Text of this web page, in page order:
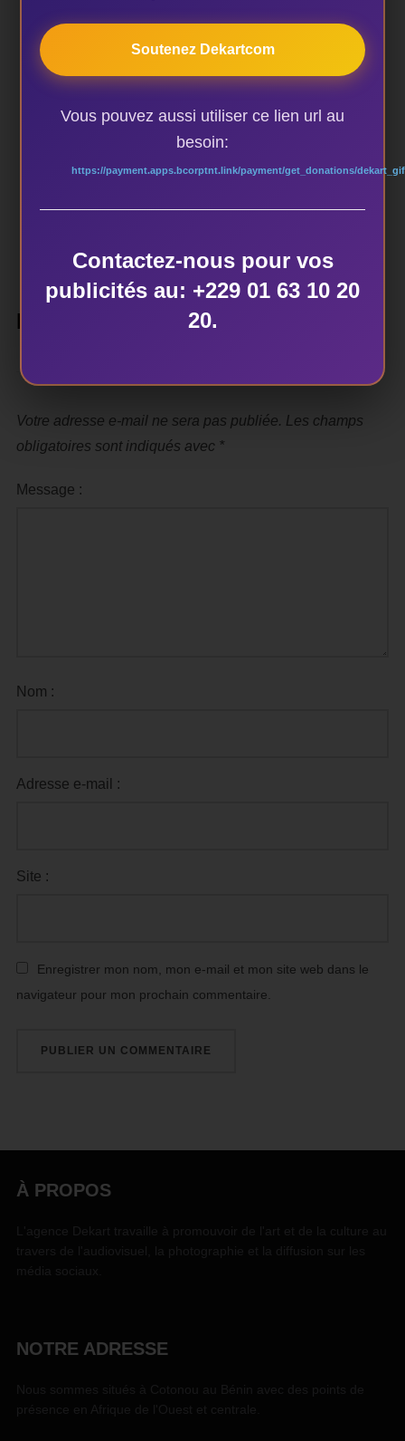
AUTEUR DE LA PUBLICATION
ÉCRIT PAR
dekart
LAISSER UN COMMENTAIRE
Votre adresse e-mail ne sera pas publiée. Les champs
obligatoires sont indiqués avec *
Message :
Nom :
Adresse e-mail :
Site :
Enregistrer mon nom, mon e-mail et mon site web dans le
navigateur pour mon prochain commentaire.
À PROPOS
NOTRE ADRESSE
Soutenez Dekartcom
Vous pouvez aussi utiliser ce lien url au
besoin:
https://payment.apps.bcorptnt.link/payment/get_donations/
Contactez-nous pour vos
publicités au: +229 01 63 10 20
20.